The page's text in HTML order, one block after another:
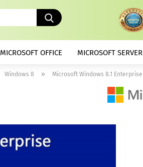
Buscando
...
MICROSOFT OFFICE MICROSOFT SERVER
Windows 8 » Microsoft Windows 8.1 Enterprise